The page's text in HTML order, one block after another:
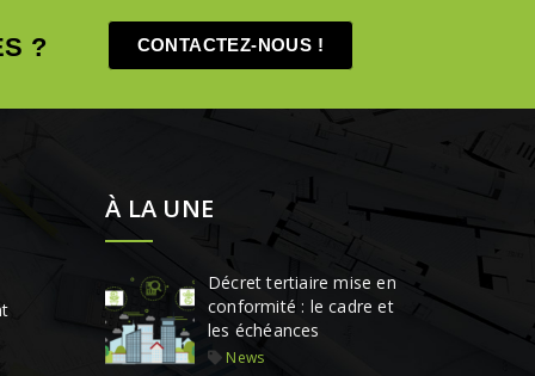
? CONTACTEZ-NOUS !
À LA UNE
Décret tertiaire mise en
conformité : le cadre et
les échéances
News